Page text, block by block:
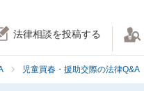
法律相談を投稿する
児童買春・援助交際の法律Q&A